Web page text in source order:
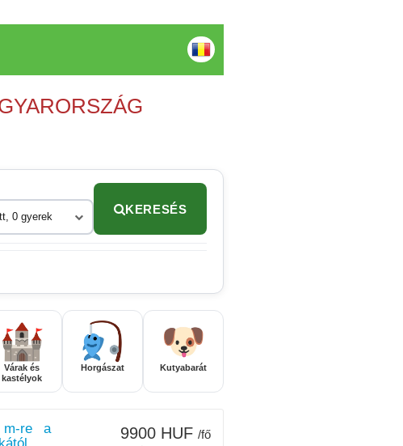
0 gyerek
KERESÉS
Várak és
kastélyok
Horgászat Kutyabarát
m-re a
9900 HUF /fő